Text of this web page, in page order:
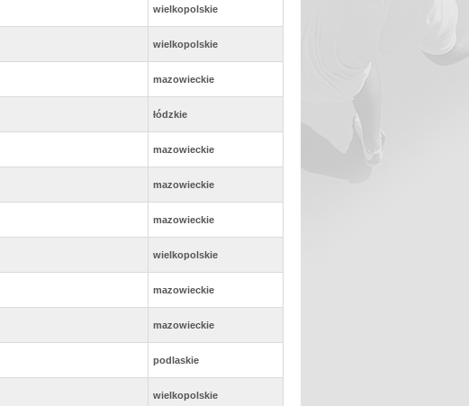
wielkopolskie
wielkopolskie
mazowieckie
łódzkie
mazowieckie
mazowieckie
mazowieckie
wielkopolskie
mazowieckie
mazowieckie
podlaskie
wielkopolskie